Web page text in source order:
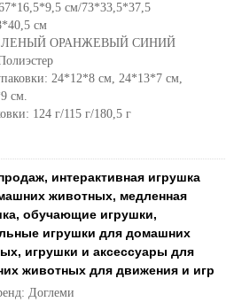
см/73*33,5*37,5
см
ОРАНЖЕВЫЙ СИНИЙ
24*12*8 см, 24*13*7 см,
см.
124 г/115 г/180,5 г
интерактивная игрушка
животных, медленная
обучающие игрушки,
игрушки для домашних
игрушки и аксессуары для
животных для движения и игр
Доглеми